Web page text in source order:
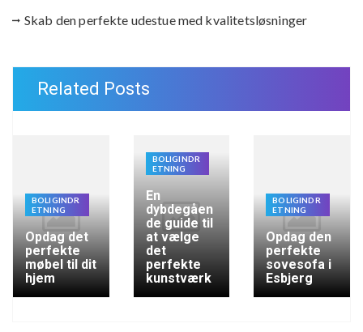
Skab den perfekte udestue med kvalitetsløsninger
Related Posts
BOLIGINDR
ETNING
Opdag det
perfekte
møbel til dit
hjem
BOLIGINDR
ETNING
En
dybdegåen
de guide til
at vælge
det
perfekte
kunstværk
BOLIGINDR
ETNING
Opdag den
perfekte
sovesofa i
Esbjerg